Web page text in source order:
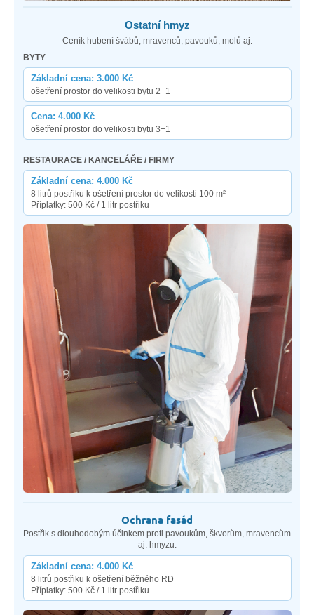
Ostatní hmyz
Ceník hubení švábů, mravenců, pavouků, molů aj.
BYTY
Základní cena: 3.000 Kč
ošetření prostor do velikosti bytu 2+1
Cena: 4.000 Kč
ošetření prostor do velikosti bytu 3+1
RESTAURACE / KANCELÁŘE / FIRMY
Základní cena: 4.000 Kč
8 litrů postřiku k ošetření prostor do velikosti 100 m²
Příplatky: 500 Kč / 1 litr postřiku
Ochrana fasád
Postřik s dlouhodobým účinkem proti pavoukům, škvorům, mravencům
aj. hmyzu.
Základní cena: 4.000 Kč
8 litrů postřiku k ošetření běžného RD
Příplatky: 500 Kč / 1 litr postřiku